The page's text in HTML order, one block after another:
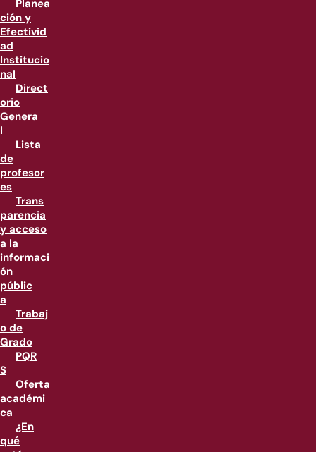
Planea
ción y
Efectivid
ad
Institucio
nal
Direct
orio
Genera
l
Lista
de
profesor
es
Trans
parencia
y acceso
a la
informaci
ón
públic
a
Trabaj
o de
Grado
PQR
S
Oferta
académi
ca
¿En
qué